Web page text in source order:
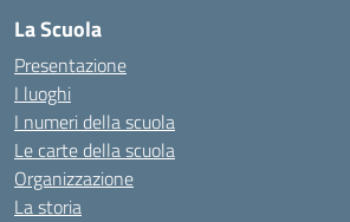
La Scuola
Presentazione
I luoghi
I numeri della scuola
Le carte della scuola
Organizzazione
La storia